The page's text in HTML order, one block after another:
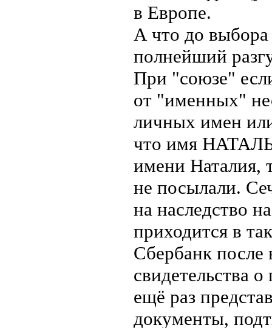
в Европе.
А что до выбора
полнейший
При "союзе"
от "именных"
личных имен
что имя
имени Наталия,
не посылали.
на наследство
приходится в
Сбербанк после
свидетельства
ещё раз
документы,